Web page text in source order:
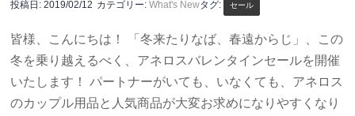
投稿日:2019/02/12 カテゴリー:What's Newタグ: セール
皆様、こんにちは！ 「冬来たりなば、春遠からじ」、この
冬を乗り越えるべく、アネロスバレンタインセールを開催
いたします！ パートナーがいても、いなくても、アネロス
のカップル用品と人気商品が大変お求めになりやすくなり